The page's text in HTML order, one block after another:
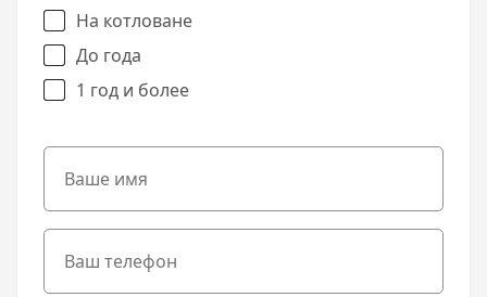
На котловане
До года
1 год и более